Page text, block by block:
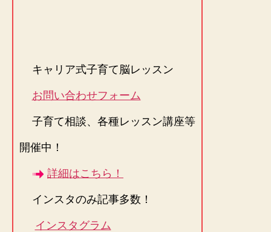
キャリア式子育て脳レッスン
お問い合わせフォーム
子育て相談、各種レッスン講座等
開催中！
詳細はこちら！
インスタのみ記事多数！
インスタグラム